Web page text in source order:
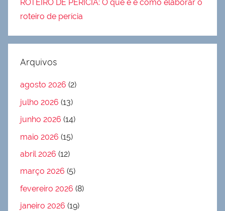
ROTEIRO DE PERÍCIA: O que é e como elaborar o
roteiro de perícia
Arquivos
agosto 2026 (2)
julho 2026 (13)
junho 2026 (14)
maio 2026 (15)
abril 2026 (12)
março 2026 (5)
fevereiro 2026 (8)
janeiro 2026 (19)